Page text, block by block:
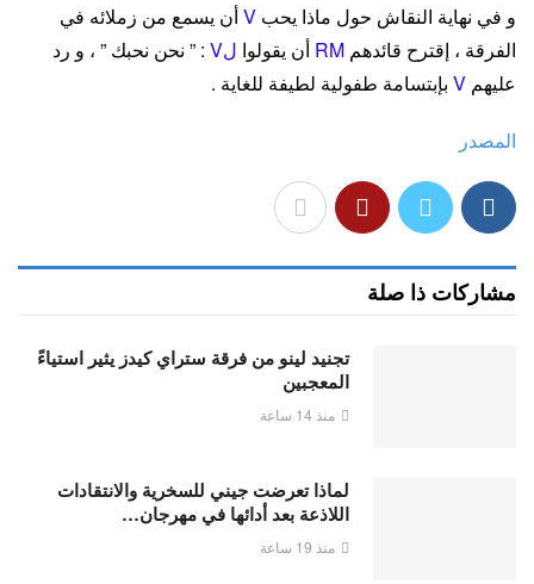
و في نهاية النقاش حول ماذا يحب Vأن يسمع من زملائه في
الفرقة ، إقترح قائدهم RM أن يقولوا لV
: ” نحن نحبك ” ، و رد
عليهم V بإبتسامة طفولية لطيفة للغاية .
المصدر
مشاركات ذا صلة
تجنيد لينو من فرقة ستراي كيدز يثير استياءً
المعجبين
منذ 14 ساعة
لماذا تعرضت جيني للسخرية والانتقادات
اللاذعة بعد أدائها في مهرجان…
منذ 19 ساعة